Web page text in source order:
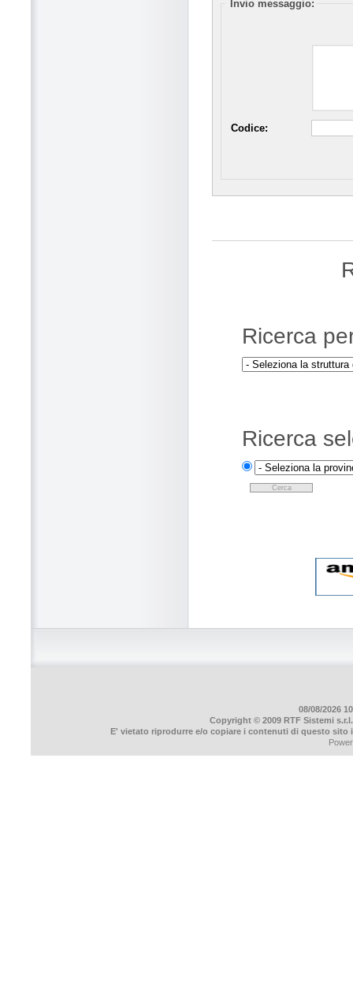
Invio messaggio:
Codice:
Ricerca
Ricerca
08/08/2026
Copyright © 2009 RTF Sistemi
E' vietato riprodurre e/o copiare i contenuti di questo